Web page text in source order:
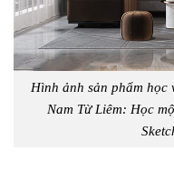
Hình ảnh sản phẩm học
Nam Từ Liêm: Học